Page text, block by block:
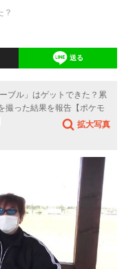
？
送る
ブル」はゲットできた？累
撮った結果を報告【ポケモ
拡大写真